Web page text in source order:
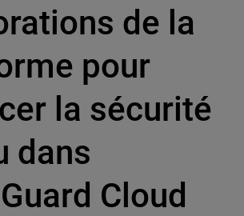
de la
pour
la sécurité
dans
Cloud